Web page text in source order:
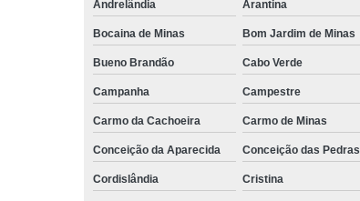
Andrelândia Arantina
Bocaina de Minas Bom Jardim de Minas
Bueno Brandão Cabo Verde
Campanha Campestre
Carmo da Cachoeira Carmo de Minas
Conceição da Aparecida Conceição das Pedras
Cordislândia Cristina